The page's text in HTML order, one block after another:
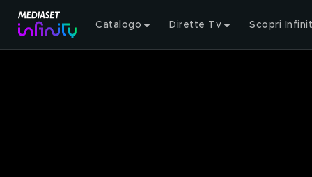
Catalogo Dirette Tv Scopri